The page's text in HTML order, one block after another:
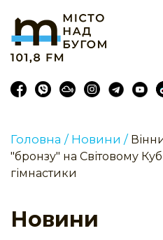
Головна / Новини /
"бронзу" на Світовому
гімнастики
Новини